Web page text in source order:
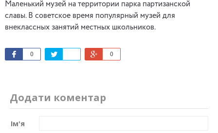
Маленький музей на территории парка партизанской
славы. В советское время популярный музей для
внеклассных занятий местных школьников.
0 0
Додати коментар
Ім'я